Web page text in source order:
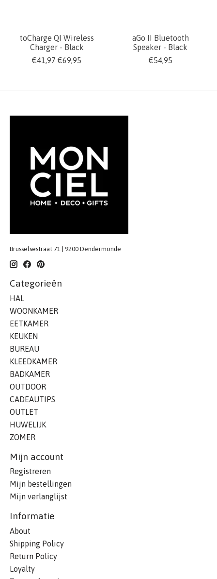
toCharge QI Wireless
Charger - Black
€41,97 €69,95
aGo II Bluetooth
Speaker - Black
€54,95
Brusselsestraat 71 | 9200 Dendermonde
Categorieën
HAL
WOONKAMER
EETKAMER
KEUKEN
BUREAU
KLEEDKAMER
BADKAMER
OUTDOOR
CADEAUTIPS
OUTLET
HUWELIJK
ZOMER
Mijn account
Registreren
Mijn bestellingen
Mijn verlanglijst
Informatie
About
Shipping Policy
Return Policy
Loyalty